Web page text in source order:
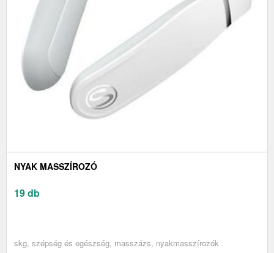
NYAK MASSZÍROZÓ
19 db
skg, szépség és egészség, masszázs, nyakmasszírozók